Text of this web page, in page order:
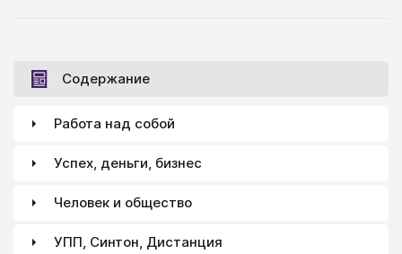
Содержание
Работа над собой
Успех, деньги, бизнес
Человек и общество
УПП, Синтон, Дистанция